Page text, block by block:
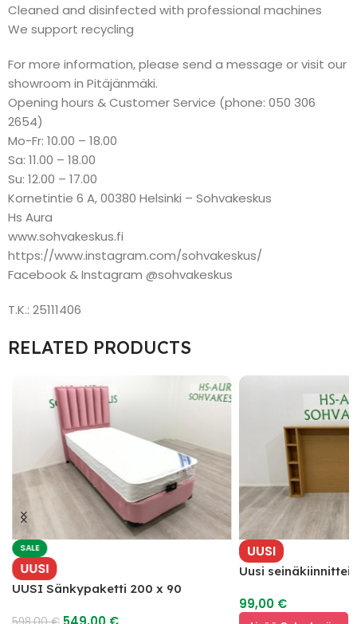
Cleaned and disinfected with professional machines
We support recycling
For more information, please send a message or visit our
showroom in Pitäjänmäki.
Opening hours & Customer Service (phone: 050 306
2654)
Mo-Fr: 10.00 – 18.00
Sa: 11.00 – 18.00
Su: 12.00 – 17.00
Kornetintie 6 A, 00380 Helsinki – Sohvakeskus
Hs Aura
www.sohvakeskus.fi
https://www.instagram.com/sohvakeskus/
Facebook & Instagram @sohvakeskus
T.K.: 25111406
RELATED PRODUCTS
SALE
UUSI
UUSI Sänkypaketti 200 x 90
UUSI
Uusi
99,00 €